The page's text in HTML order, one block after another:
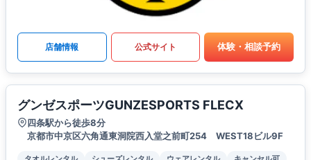
店舗情報 公式サイト 体験・相談予約
グンゼスポーツGUNZESPORTS FLECX
四条駅から徒歩8分
京都市中京区六角通東洞院西入堂之前町254 WEST18ビル9F